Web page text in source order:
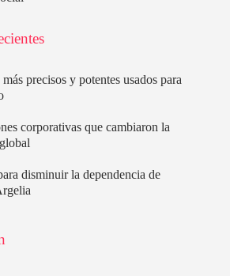
precisos y potentes usados para
corporativas que cambiaron la
disminuir la dependencia de